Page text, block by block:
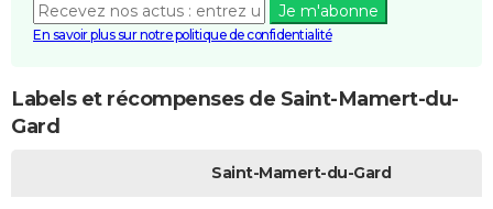
Je m'abonne
En savoir plus sur notre politique de confidentialité
Labels et récompenses de Saint-Mamert-du-
Gard
Saint-Mamert-du-Gard